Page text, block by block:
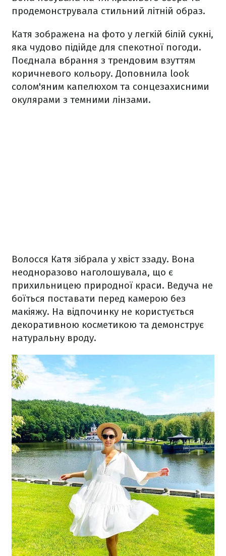
продемонструвала стильний літній образ.
Катя зображена на фото у легкій білій сукні,
яка чудово підійде для спекотної погоди.
Поєднала вбрання з трендовим взуттям
коричневого кольору. Доповнила look
солом'яним капелюхом та сонцезахисними
окулярами з темними лінзами.
Волосся Катя зібрала у хвіст ззаду. Вона
неодноразово наголошувала, що є
прихильницею природної краси. Ведуча не
боїться поставати перед камерою без
макіяжу. На відпочинку не користується
декоративною косметикою та демонструє
натуральну вроду.